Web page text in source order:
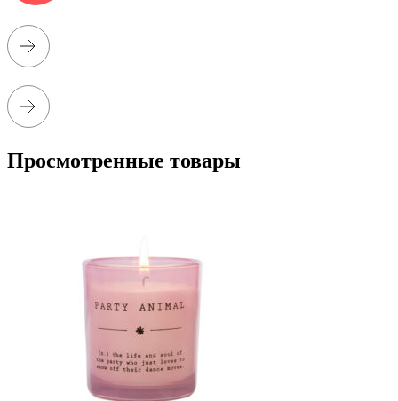
Просмотренные товары